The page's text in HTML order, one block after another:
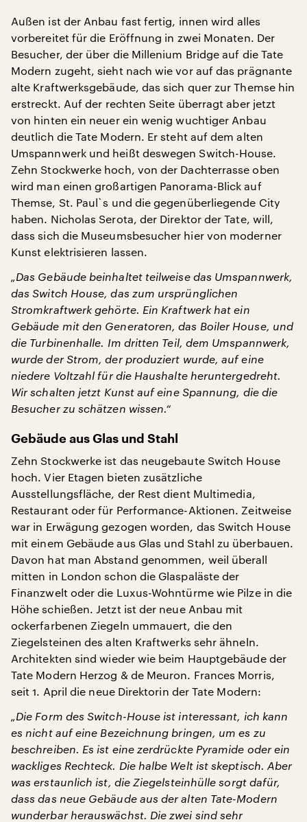
Außen ist der Anbau fast fertig, innen wird alles
vorbereitet für die Eröffnung in zwei Monaten. Der
Besucher, der über die Millenium Bridge auf die Tate
Modern zugeht, sieht nach wie vor auf das prägnante
alte Kraftwerksgebäude, das sich quer zur Themse hin
erstreckt. Auf der rechten Seite überragt aber jetzt
von hinten ein neuer ein wenig wuchtiger Anbau
deutlich die Tate Modern. Er steht auf dem alten
Umspannwerk und heißt deswegen Switch-House.
Zehn Stockwerke hoch, von der Dachterrasse oben
wird man einen großartigen Panorama-Blick auf
Themse, St. Paul`s und die gegenüberliegende City
haben. Nicholas Serota, der Direktor der Tate, will,
dass sich die Museumsbesucher hier von moderner
Kunst elektrisieren lassen.
„Das Gebäude beinhaltet teilweise das Umspannwerk,
das Switch House, das zum ursprünglichen
Stromkraftwerk gehörte. Ein Kraftwerk hat ein
Gebäude mit den Generatoren, das Boiler House, und
die Turbinenhalle. Im dritten Teil, dem Umspannwerk,
wurde der Strom, der produziert wurde, auf eine
niedere Voltzahl für die Haushalte heruntergedreht.
Wir schalten jetzt Kunst auf eine Spannung, die die
Besucher zu schätzen wissen.“
Gebäude aus Glas und Stahl
Zehn Stockwerke ist das neugebaute Switch House
hoch. Vier Etagen bieten zusätzliche
Ausstellungsfläche, der Rest dient Multimedia,
Restaurant oder für Performance-Aktionen. Zeitweise
war in Erwägung gezogen worden, das Switch House
mit einem Gebäude aus Glas und Stahl zu überbauen.
Davon hat man Abstand genommen, weil überall
mitten in London schon die Glaspaläste der
Finanzwelt oder die Luxus-Wohntürme wie Pilze in die
Höhe schießen. Jetzt ist der neue Anbau mit
ockerfarbenen Ziegeln ummauert, die den
Ziegelsteinen des alten Kraftwerks sehr ähneln.
Architekten sind wieder wie beim Hauptgebäude der
Tate Modern Herzog & de Meuron. Frances Morris,
seit 1. April die neue Direktorin der Tate Modern:
„Die Form des Switch-House ist interessant, ich kann
es nicht auf eine Bezeichnung bringen, um es zu
beschreiben. Es ist eine zerdrückte Pyramide oder ein
wackliges Rechteck. Die halbe Welt ist skeptisch. Aber
was erstaunlich ist, die Ziegelsteinhülle sorgt dafür,
dass das neue Gebäude aus der alten Tate-Modern
wunderbar herauswächst. Die zwei sind sehr